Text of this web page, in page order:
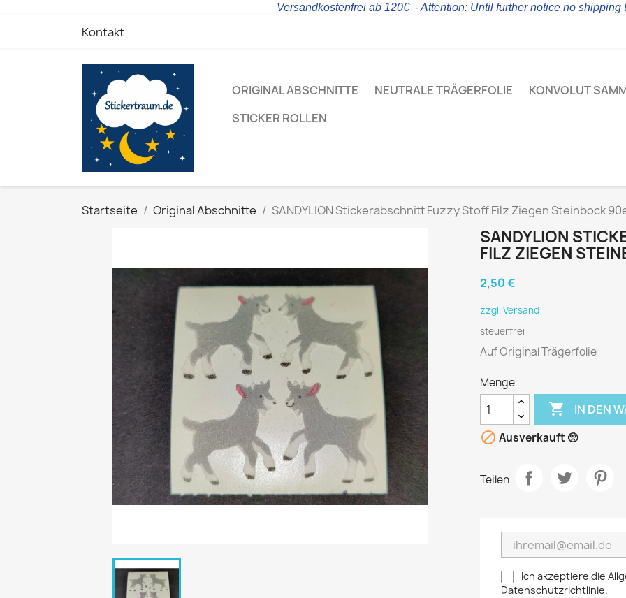
Versandkostenfrei ab 120€ - Attention: Until further notice no shipping
Kontakt
ORIGINAL ABSCHNITTE NEUTRALE TRÄGERFOLIE KONVOLUT
STICKER ROLLEN
Startseite Original Abschnitte SANDYLION Stickerabschnitt Fuzzy Stoff Filz Ziegen Steinbock
SANDYLION
FILZ ZIEGEN
2,50 €
zzgl. Versand
steuerfrei
Auf Original Trägerfolie
Menge
 IN DEN
 Ausverkauft 🥺
Teilen
Ich akzeptiere die
Datenschutzrichtlinie.